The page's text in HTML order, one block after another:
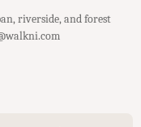
riverside, and forest